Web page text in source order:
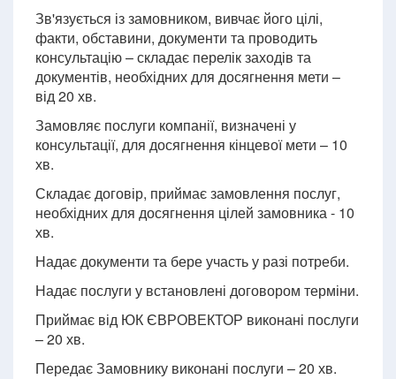
Зв'язується із замовником, вивчає його цілі,
факти, обставини, документи та проводить
консультацію – складає перелік заходів та
документів, необхідних для досягнення мети –
від 20 хв.
Замовляє послуги компанії, визначені у
консультації, для досягнення кінцевої мети – 10
хв.
Складає договір, приймає замовлення послуг,
необхідних для досягнення цілей замовника - 10
хв.
Надає документи та бере участь у разі потреби.
Надає послуги у встановлені договором терміни.
Приймає від ЮК ЄВРОВЕКТОР виконані послуги
– 20 хв.
Передає Замовнику виконані послуги – 20 хв.